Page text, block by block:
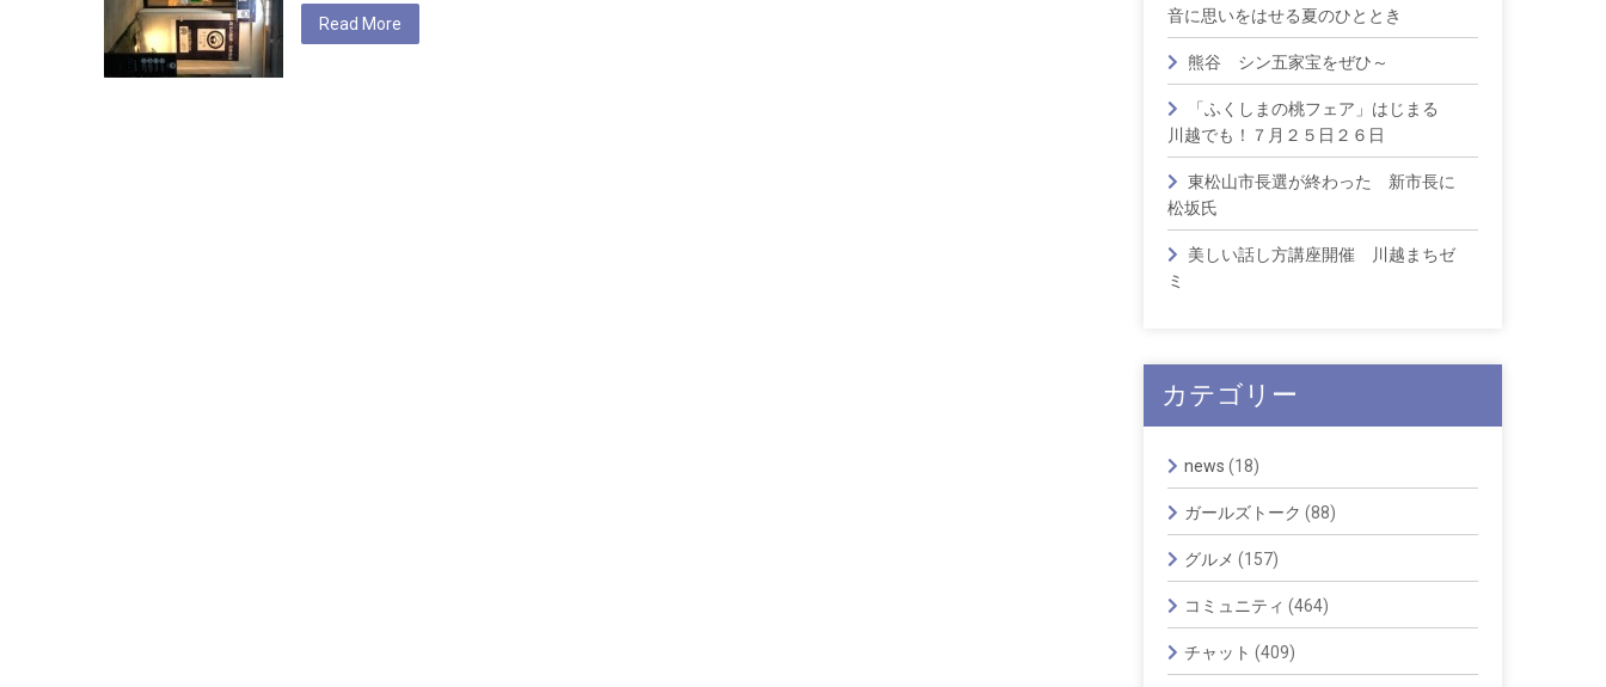
Read More
音に思いをはせる夏のひととき
熊谷 シン五家宝をぜひ～
「ふくしまの桃フェア」はじまる
川越でも！７月２５日２６日
東松山市長選が終わった 新市長に
松坂氏
美しい話し方講座開催 川越まちゼ
ミ
カテゴリー
news (18)
ガールズトーク (88)
グルメ (157)
コミュニティ (464)
チャット (409)